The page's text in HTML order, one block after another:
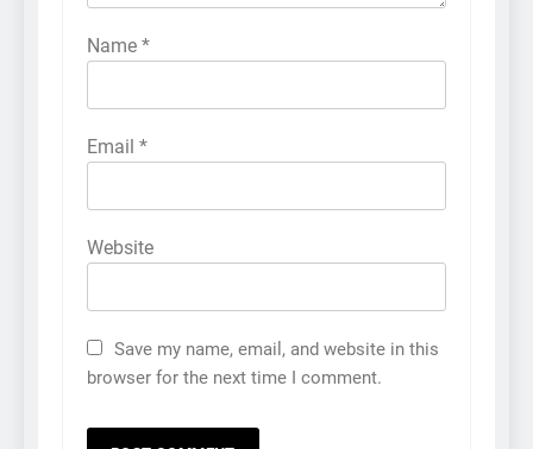
Name *
Email *
Website
Save my name, email, and website in this
browser for the next time I comment.